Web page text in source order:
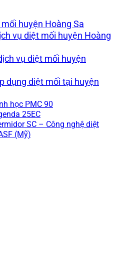
huyện Hoàng Sa
vụ diệt mối huyện Hoàng
vụ diệt mối huyện
dụng diệt mối tại huyện
học PMC 90
25EC
SC – Công nghệ diệt
(Mỹ)